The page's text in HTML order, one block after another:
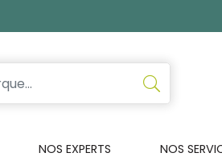
NOS EXPERTS NOS